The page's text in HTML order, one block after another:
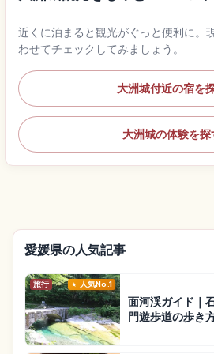
近くに泊まると観光がぐっと便利に。
わせてチェックしてみましょう。
大洲城付近の宿を
大洲城の体験を探
愛媛県の人気記事
旅行 人気No.1
面河渓ガイド｜
門遊歩道の歩き